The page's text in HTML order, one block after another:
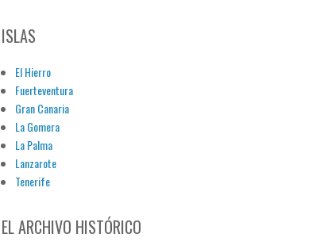
ISLAS
El Hierro
Fuerteventura
Gran Canaria
La Gomera
La Palma
Lanzarote
Tenerife
EL ARCHIVO HISTÓRICO